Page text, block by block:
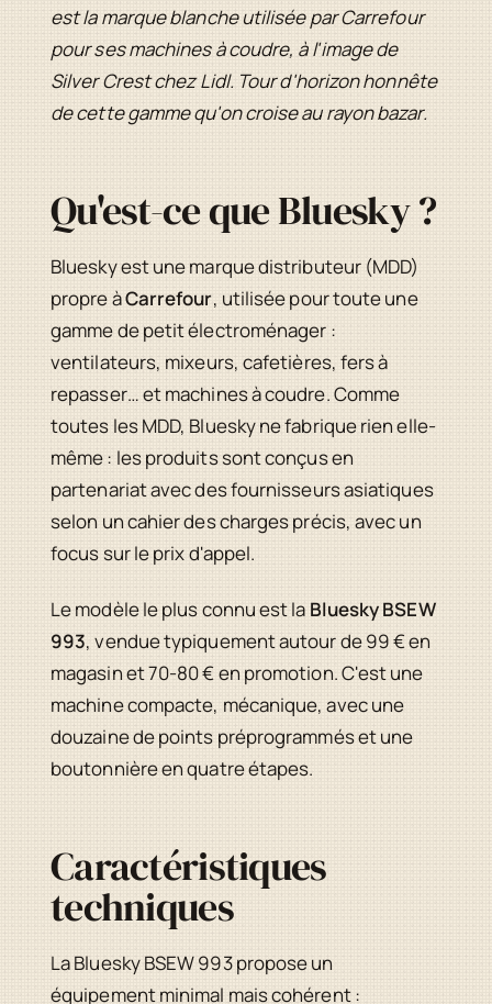
est la marque blanche utilisée par Carrefour
pour ses machines à coudre, à l'image de
Silver Crest chez Lidl. Tour d'horizon honnête
de cette gamme qu'on croise au rayon bazar.
Qu'est-ce que Bluesky ?
Bluesky est une marque distributeur (MDD)
propre àCarrefour, utilisée pour toute une
gamme de petit électroménager :
ventilateurs, mixeurs, cafetières, fers à
repasser… et machines à coudre. Comme
toutes les MDD, Bluesky ne fabrique rien elle-
même : les produits sont conçus en
partenariat avec des fournisseurs asiatiques
selon un cahier des charges précis, avec un
focus sur le prix d'appel.
Le modèle le plus connu est la Bluesky BSEW
993, vendue typiquement autour de 99 € en
magasin et 70-80 € en promotion. C'est une
machine compacte, mécanique, avec une
douzaine de points préprogrammés et une
boutonnière en quatre étapes.
Caractéristiques
techniques
La Bluesky BSEW 993 propose un
équipement minimal mais cohérent :